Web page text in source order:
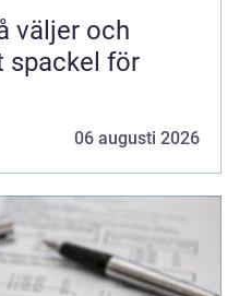
spackel för
06 augusti 2026